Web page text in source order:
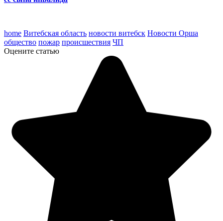
home Витебская область новости витебск Новости Орша
общество пожар происшествия ЧП
Оцените статью